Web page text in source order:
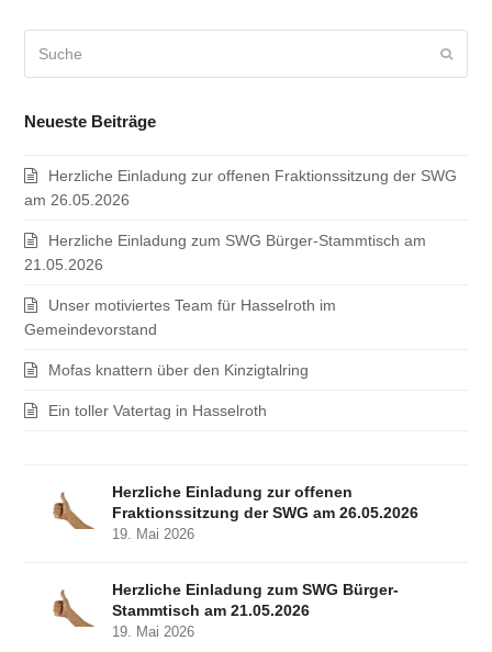
Neueste Beiträge
Herzliche Einladung zur offenen Fraktionssitzung der SWG
am 26.05.2026
Herzliche Einladung zum SWG Bürger-Stammtisch am
21.05.2026
Unser motiviertes Team für Hasselroth im
Gemeindevorstand
Mofas knattern über den Kinzigtalring
Ein toller Vatertag in Hasselroth
Herzliche Einladung zur offenen
Fraktionssitzung der SWG am 26.05.2026
19. Mai 2026
Herzliche Einladung zum SWG Bürger-
Stammtisch am 21.05.2026
19. Mai 2026